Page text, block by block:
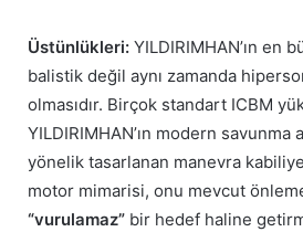
Üstünlükleri: YILDIRIMHAN’ın en
balistik değil aynı zamanda
olmasıdır. Birçok standart ICBM
YILDIRIMHAN’ın modern savunma
yönelik tasarlanan manevra
motor mimarisi, onu mevcut
“vurulamaz” bir hedef haline